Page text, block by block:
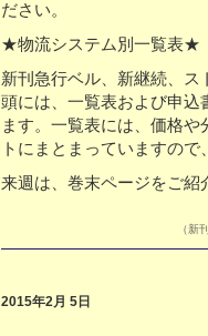
ださい。
★物流システム別一覧表★
新刊急行ベル、新継続、
頭には、一覧表および申込
ます。一覧表には、価格
トにまとまっていますの
来週は、巻末ページをご紹
（新
2015年2月 5日